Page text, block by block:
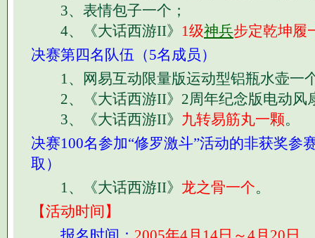
3、表情包子一个；
4、《大话西游II》 1级神兵步定乾坤履
决赛第四名队伍（5名成员）
1、网易互动限量版运动型铝瓶水壶一
2、《大话西游II》2周年纪念版电动风
3、《大话西游II》 九转易筋丸一颗。
决赛100名参加“修罗激斗”活动的非获奖参
取）
1、《大话西游II》 龙之骨一个。
【活动时间】